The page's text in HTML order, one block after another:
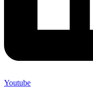
Youtube